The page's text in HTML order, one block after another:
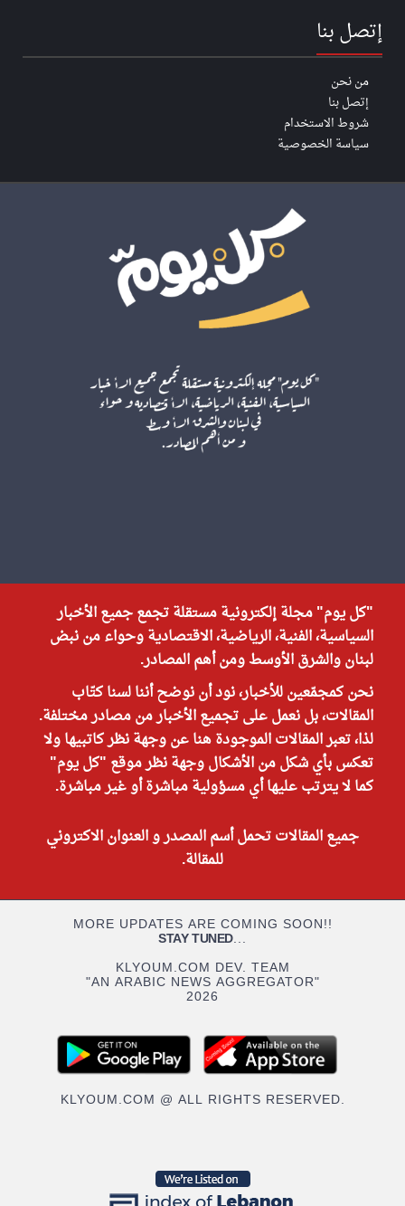
إتصل بنا
من نحن
إتصل بنا
شروط الاستخدام
سياسة الخصوصية
"كل يوم" مجلة إلكترونية مستقلة تجمع جميع الأخبار
السياسية، الفنية، الرياضية، الاقتصادية وحواء من نبض
لبنان والشرق الأوسط ومن أهم المصادر.
نحن كمجمّعين للأخبار، نود أن نوضح أننا لسنا كتّاب
المقالات، بل نعمل على تجميع الأخبار من مصادر مختلفة.
لذا، تعبر المقالات الموجودة هنا عن وجهة نظر كاتبيها ولا
تعكس بأي شكل من الأشكال وجهة نظر موقع "كل يوم"
كما لا يترتب عليها أي مسؤولية مباشرة أو غير مباشرة.
جميع المقالات تحمل أسم المصدر و العنوان الاكتروني
للمقالة.
MORE UPDATES ARE COMING SOON!!
STAY TUNED...
KLYOUM.COM DEV. TEAM
"AN ARABIC NEWS AGGREGATOR"
2026
KLYOUM.COM @ ALL RIGHTS RESERVED.